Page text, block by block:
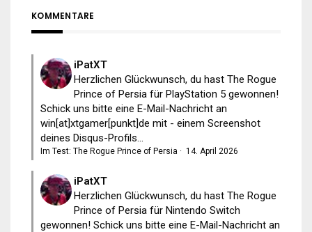
KOMMENTARE
iPatXT
Herzlichen Glückwunsch, du hast The Rogue
Prince of Persia für PlayStation 5 gewonnen!
Schick uns bitte eine E-Mail-Nachricht an
win[at]xtgamer[punkt]de mit - einem Screenshot
deines Disqus-Profils...
Im Test: The Rogue Prince of Persia · 14. April 2026
iPatXT
Herzlichen Glückwunsch, du hast The Rogue
Prince of Persia für Nintendo Switch
gewonnen! Schick uns bitte eine E-Mail-Nachricht an